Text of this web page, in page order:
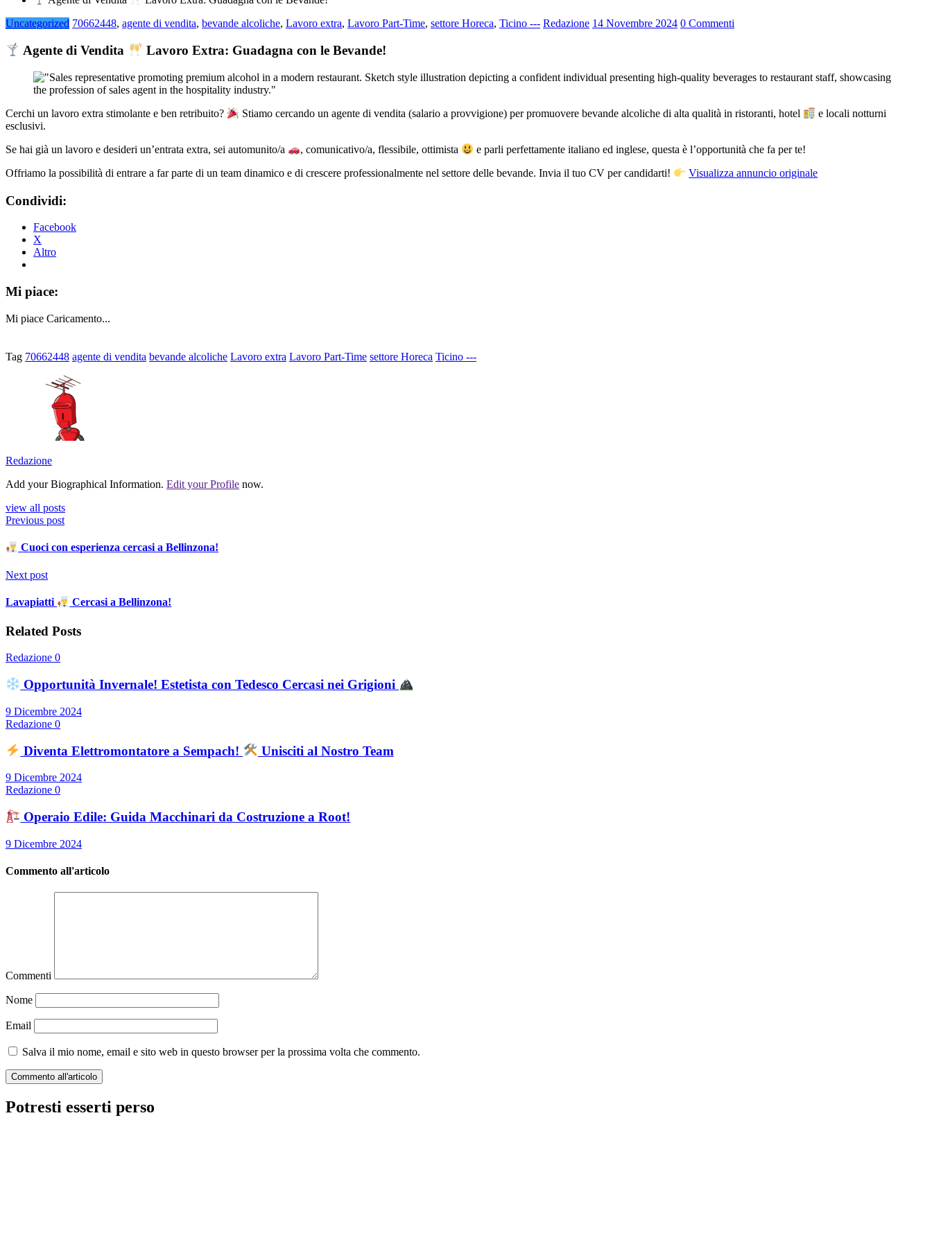
Uncategorized 70662448, agente di vendita, bevande alcoliche, Lavoro extra, Lavoro Part-Time, settore Horeca, Ticino --- Redazione 14 Novembre 2024 0 Commenti
Agente di Vendita Lavoro Extra: Guadagna con le Bevande!
Cerchi un lavoro extra stimolante e ben retribuito? Stiamo cercando un agente di vendita (salario a provvigione) per promuovere bevande alcoliche di alta qualità in ristoranti, hotel
e locali notturni
esclusivi.
Se hai già un lavoro e desideri un’entrata extra, sei automunito/a , comunicativo/a, flessibile, ottimista e parli perfettamente italiano ed inglese, questa è l’opportunità che fa per te!
Offriamo la possibilità di entrare a far parte di un team dinamico e di crescere professionalmente nel settore delle bevande. Invia il tuo CV per candidarti! Visualizza annuncio originale
Condividi:
Facebook
X
Altro
Mi piace:
Mi piace Caricamento...
Tag 70662448 agente di vendita bevande alcoliche Lavoro extra Lavoro Part-Time settore Horeca Ticino ---
Redazione
Add your Biographical Information. Edit your Profile now.
view all posts
Previous post
Cuoci con esperienza cercasi a Bellinzona!
Next post
Lavapiatti Cercasi a Bellinzona!
Related Posts
Redazione 0
Opportunità Invernale! Estetista con Tedesco Cercasi nei Grigioni
9 Dicembre 2024
Redazione 0
Diventa Elettromontatore a Sempach! Unisciti al Nostro Team
9 Dicembre 2024
Redazione 0
Operaio Edile: Guida Macchinari da Costruzione a Root!
9 Dicembre 2024
Commento all'articolo
Commenti
Nome
Email
Salva il mio nome, email e sito web in questo browser per la prossima volta che commento.
Potresti esserti perso